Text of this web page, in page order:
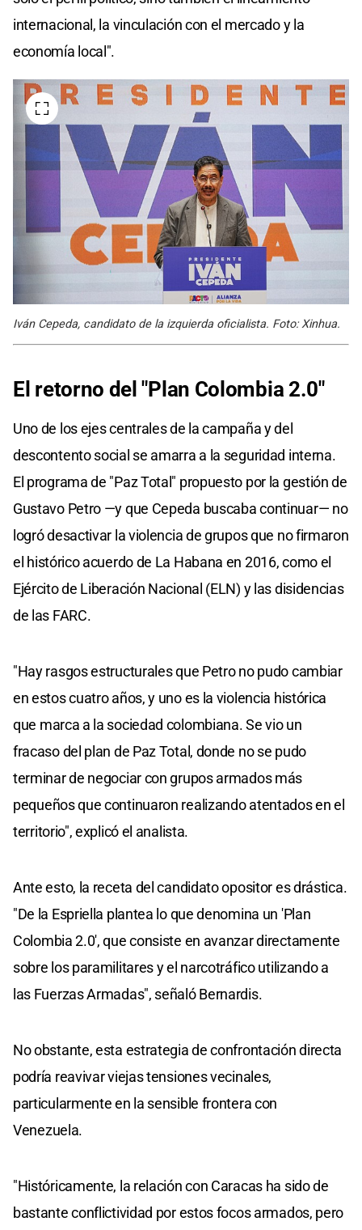
internacional, la vinculación con el mercado y la
economía local".
Iván Cepeda, candidato de la izquierda oficialista. Foto: Xinhua.
El retorno del "Plan Colombia 2.0"
Uno de los ejes centrales de la campaña y del
descontento social se amarra a la seguridad interna.
El programa de "Paz Total" propuesto por la gestión de
Gustavo Petro —y que Cepeda buscaba continuar— no
logró desactivar la violencia de grupos que no firmaron
el histórico acuerdo de La Habana en 2016, como el
Ejército de Liberación Nacional (ELN) y las disidencias
de las FARC.
"Hay rasgos estructurales que Petro no pudo cambiar
en estos cuatro años, y uno es la violencia histórica
que marca a la sociedad colombiana. Se vio un
fracaso del plan de Paz Total, donde no se pudo
terminar de negociar con grupos armados más
pequeños que continuaron realizando atentados en el
territorio", explicó el analista.
Ante esto, la receta del candidato opositor es drástica.
"De la Espriella plantea lo que denomina un 'Plan
Colombia 2.0', que consiste en avanzar directamente
sobre los paramilitares y el narcotráfico utilizando a
las Fuerzas Armadas", señaló Bernardis.
No obstante, esta estrategia de confrontación directa
podría reavivar viejas tensiones vecinales,
particularmente en la sensible frontera con
Venezuela.
"Históricamente, la relación con Caracas ha sido de
bastante conflictividad por estos focos armados, pero